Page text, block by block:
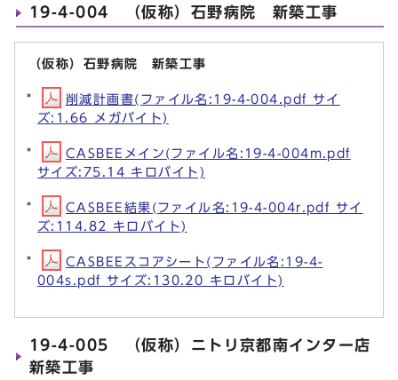
19-4-004 （仮称）石野病院 新築工事
（仮称）石野病院 新築工事
削減計画書(ファイル名:19-4-004.pdf サイ
ズ:1.66 メガバイト)
CASBEEメイン(ファイル名:19-4-004m.pdf
サイズ:75.14 キロバイト)
CASBEE結果(ファイル名:19-4-004r.pdf サイ
ズ:114.82 キロバイト)
CASBEEスコアシート(ファイル名:19-4-
004s.pdf サイズ:130.20 キロバイト)
19-4-005 （仮称）ニトリ京都南インター店
新築工事